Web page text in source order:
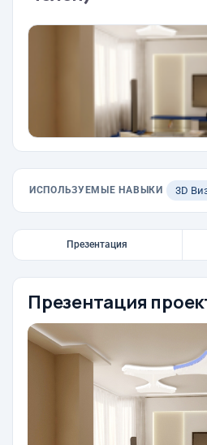
ИСПОЛЬЗУЕМЫЕ НАВЫКИ 3D
Презентация
Презентация